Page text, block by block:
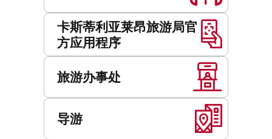
卡斯蒂利亚莱昂旅游局官
方应用程序
旅游办事处
导游